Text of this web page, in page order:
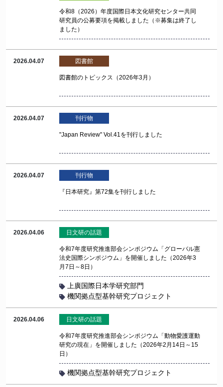
令和8（2026）年度国際日本文化研究センター共同
研究員の公募要項を掲載しました（※募集は終了し
ました）
2026.04.07 図書館
図書館のトピックス（2026年3月）
2026.04.07 刊行物
"Japan Review" Vol.41を刊行しました
2026.04.07 刊行物
『日本研究』第72集を刊行しました
2026.04.06 日文研の話題
令和7年度研究推進部会シンポジウム「グローバル憲
法史国際シンポジウム」を開催しました（2026年3
月7日～8日）
上廣国際日本学研究部門
機関拠点型基幹研究プロジェクト
2026.04.06 日文研の話題
令和7年度研究推進部会シンポジウム「動物愛護運動
研究の現在」を開催しました（2026年2月14日～15
日）
機関拠点型基幹研究プロジェクト